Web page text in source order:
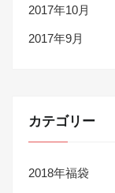
2017年10月
2017年9月
カテゴリー
2018年福袋